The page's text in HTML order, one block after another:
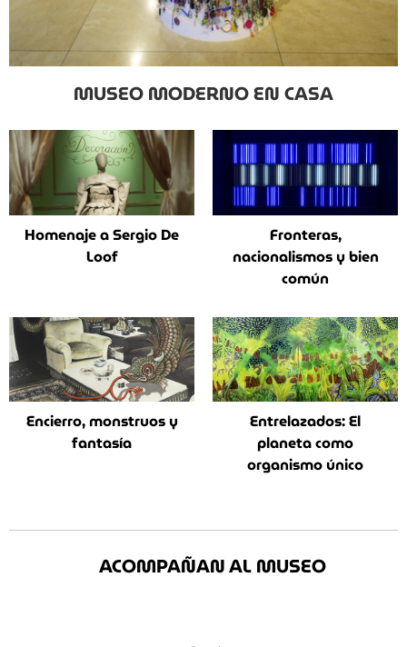
MUSEO MODERNO EN CASA
Homenaje a Sergio De
Loof
Fronteras,
nacionalismos y bien
común
Encierro, monstruos y
fantasía
Entrelazados: El
planeta como
organismo único
ACOMPAÑAN AL MUSEO